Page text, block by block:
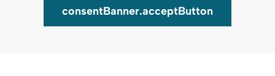
consentBanner.acceptButton